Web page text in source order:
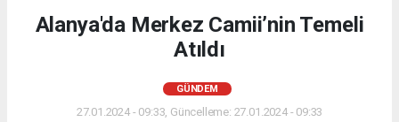
Alanya'da Merkez Camii’nin Temeli
Atıldı
GÜNDEM
27.01.2024 - 09:33, Güncelleme: 27.01.2024 - 09:33